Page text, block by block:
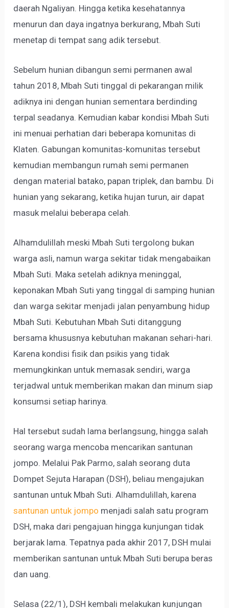
daerah Ngaliyan. Hingga ketika kesehatannya
menurun dan daya ingatnya berkurang, Mbah Suti
menetap di tempat sang adik tersebut.
Sebelum hunian dibangun semi permanen awal
tahun 2018, Mbah Suti tinggal di pekarangan milik
adiknya ini dengan hunian sementara berdinding
terpal seadanya. Kemudian kabar kondisi Mbah Suti
ini menuai perhatian dari beberapa komunitas di
Klaten. Gabungan komunitas-komunitas tersebut
kemudian membangun rumah semi permanen
dengan material batako, papan triplek, dan bambu. Di
hunian yang sekarang, ketika hujan turun, air dapat
masuk melalui beberapa celah.
Alhamdulillah meski Mbah Suti tergolong bukan
warga asli, namun warga sekitar tidak mengabaikan
Mbah Suti. Maka setelah adiknya meninggal,
keponakan Mbah Suti yang tinggal di samping hunian
dan warga sekitar menjadi jalan penyambung hidup
Mbah Suti. Kebutuhan Mbah Suti ditanggung
bersama khususnya kebutuhan makanan sehari-hari.
Karena kondisi fisik dan psikis yang tidak
memungkinkan untuk memasak sendiri, warga
terjadwal untuk memberikan makan dan minum siap
konsumsi setiap harinya.
Hal tersebut sudah lama berlangsung, hingga salah
seorang warga mencoba mencarikan santunan
jompo. Melalui Pak Parmo, salah seorang duta
Dompet Sejuta Harapan (DSH), beliau mengajukan
santunan untuk Mbah Suti. Alhamdulillah, karena
santunan untuk jompo menjadi salah satu program
DSH, maka dari pengajuan hingga kunjungan tidak
berjarak lama. Tepatnya pada akhir 2017, DSH mulai
memberikan santunan untuk Mbah Suti berupa beras
dan uang.
Selasa (22/1), DSH kembali melakukan kunjungan